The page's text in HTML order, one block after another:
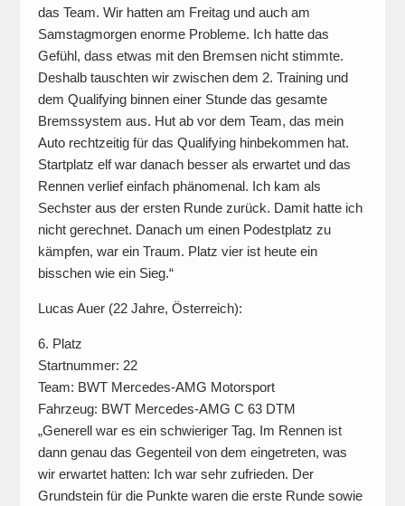
das Team. Wir hatten am Freitag und auch am
Samstagmorgen enorme Probleme. Ich hatte das
Gefühl, dass etwas mit den Bremsen nicht stimmte.
Deshalb tauschten wir zwischen dem 2. Training und
dem Qualifying binnen einer Stunde das gesamte
Bremssystem aus. Hut ab vor dem Team, das mein
Auto rechtzeitig für das Qualifying hinbekommen hat.
Startplatz elf war danach besser als erwartet und das
Rennen verlief einfach phänomenal. Ich kam als
Sechster aus der ersten Runde zurück. Damit hatte ich
nicht gerechnet. Danach um einen Podestplatz zu
kämpfen, war ein Traum. Platz vier ist heute ein
bisschen wie ein Sieg.“
Lucas Auer (22 Jahre, Österreich):
6. Platz
Startnummer: 22
Team: BWT Mercedes-AMG Motorsport
Fahrzeug: BWT Mercedes-AMG C 63 DTM
„Generell war es ein schwieriger Tag. Im Rennen ist
dann genau das Gegenteil von dem eingetreten, was
wir erwartet hatten: Ich war sehr zufrieden. Der
Grundstein für die Punkte waren die erste Runde sowie